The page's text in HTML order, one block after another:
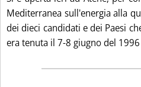
Mediterranea sull'energia alla
dei dieci candidati e dei Paesi
era tenuta il 7-8 giugno del 1996